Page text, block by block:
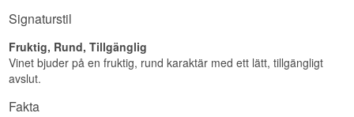
Signaturstil
Fruktig, Rund, Tillgänglig
Vinet bjuder på en fruktig, rund karaktär med ett lätt, tillgängligt
avslut.
Fakta